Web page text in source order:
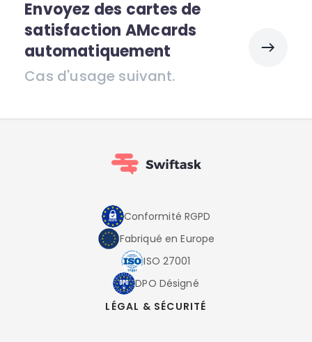
Envoyez des cartes de
satisfaction AMcards
automatiquement
Cas d'usage suivant.
Conformité RGPD
Fabriqué en Europe
ISO 27001
DPO Désigné
LÉGAL & SÉCURITÉ